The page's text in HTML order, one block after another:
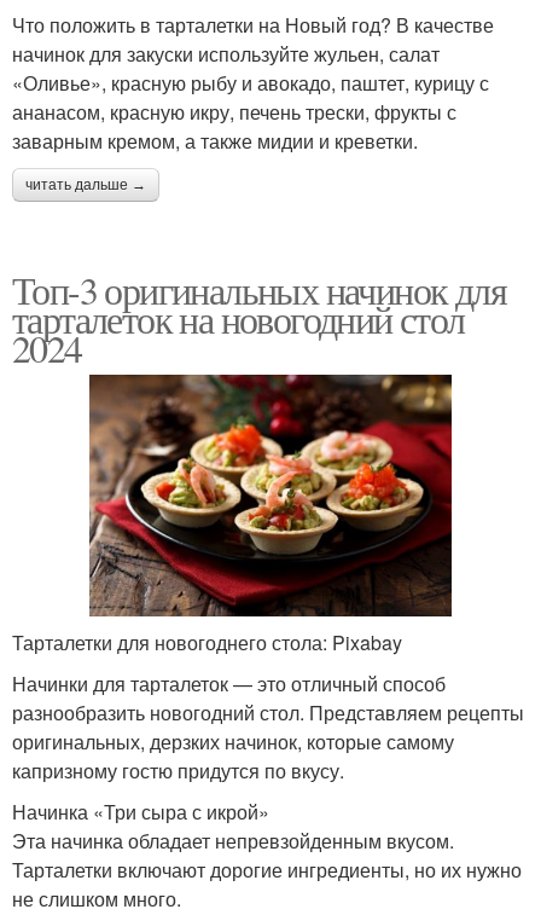
Что положить в тарталетки на Новый год? В качестве
начинок для закуски используйте жульен, салат
«Оливье», красную рыбу и авокадо, паштет, курицу с
ананасом, красную икру, печень трески, фрукты с
заварным кремом, а также мидии и креветки.
читать дальше →
Топ-3 оригинальных начинок для
тарталеток на новогодний стол
2024
Тарталетки для новогоднего стола: Pixabay
Начинки для тарталеток — это отличный способ
разнообразить новогодний стол. Представляем рецепты
оригинальных, дерзких начинок, которые самому
капризному гостю придутся по вкусу.
Начинка «Три сыра с икрой»
Эта начинка обладает непревзойденным вкусом.
Тарталетки включают дорогие ингредиенты, но их нужно
не слишком много.